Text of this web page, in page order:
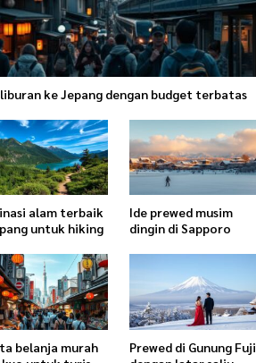
ke Jepang dengan budget terbatas
alam terbaik
untuk hiking
Ide prewed musim
dingin di Sapporo
belanja murah
Prewed di Gunung Fuji